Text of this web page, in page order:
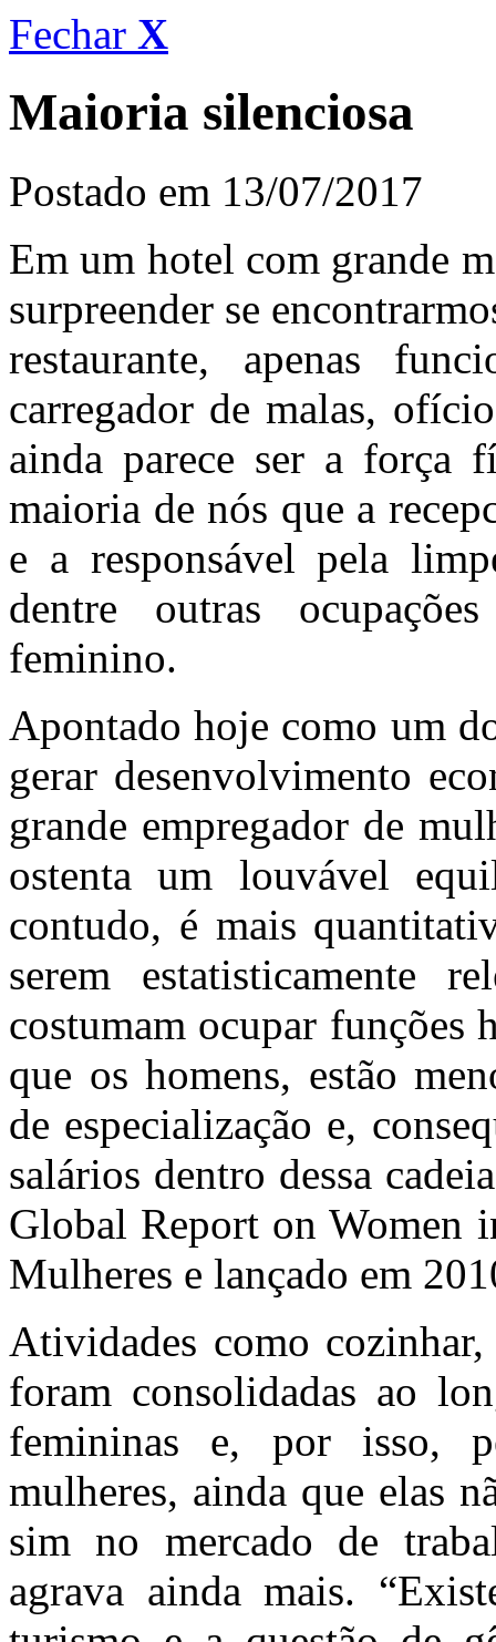
Fechar X
Maioria silenciosa
Postado em 13/07/2017
Em um hotel com grande
surpreender se
restaurante, apenas
carregador de malas,
ainda parece ser a força
maioria de nós que a
e a responsável pela
dentre outras
feminino.
Apontado hoje como um
gerar desenvolvimento
grande empregador de
ostenta um louvável
contudo, é mais
serem estatisticamente
costumam ocupar funções
que os homens, estão
de especialização e,
salários dentro dessa
Global Report on Women
Mulheres e lançado em
Atividades como
foram consolidadas ao
femininas e, por isso,
mulheres, ainda que elas
sim no mercado de
agrava ainda mais.